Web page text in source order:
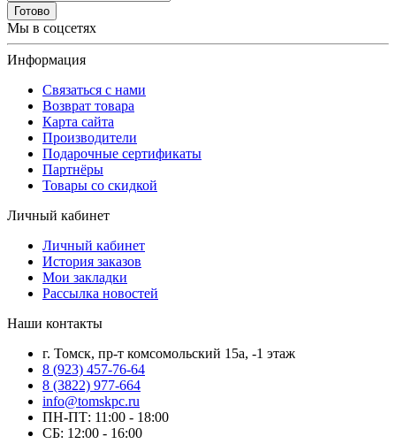
Готово
Мы в соцсетях
Информация
Связаться с нами
Возврат товара
Карта сайта
Производители
Подарочные сертификаты
Партнёры
Товары со скидкой
Личный кабинет
Личный кабинет
История заказов
Мои закладки
Рассылка новостей
Наши контакты
г. Томск, пр-т комсомольский 15а, -1 этаж
8 (923) 457-76-64
8 (3822) 977-664
info@tomskpc.ru
ПН-ПТ: 11:00 - 18:00
СБ: 12:00 - 16:00